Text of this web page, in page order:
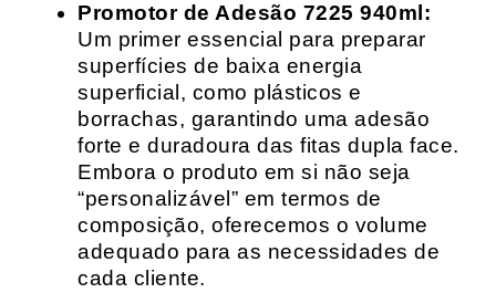
Promotor de Adesão 7225 940ml:
Um primer essencial para preparar
superfícies de baixa energia
superficial, como plásticos e
borrachas, garantindo uma adesão
forte e duradoura das fitas dupla face.
Embora o produto em si não seja
“personalizável” em termos de
composição, oferecemos o volume
adequado para as necessidades de
cada cliente.